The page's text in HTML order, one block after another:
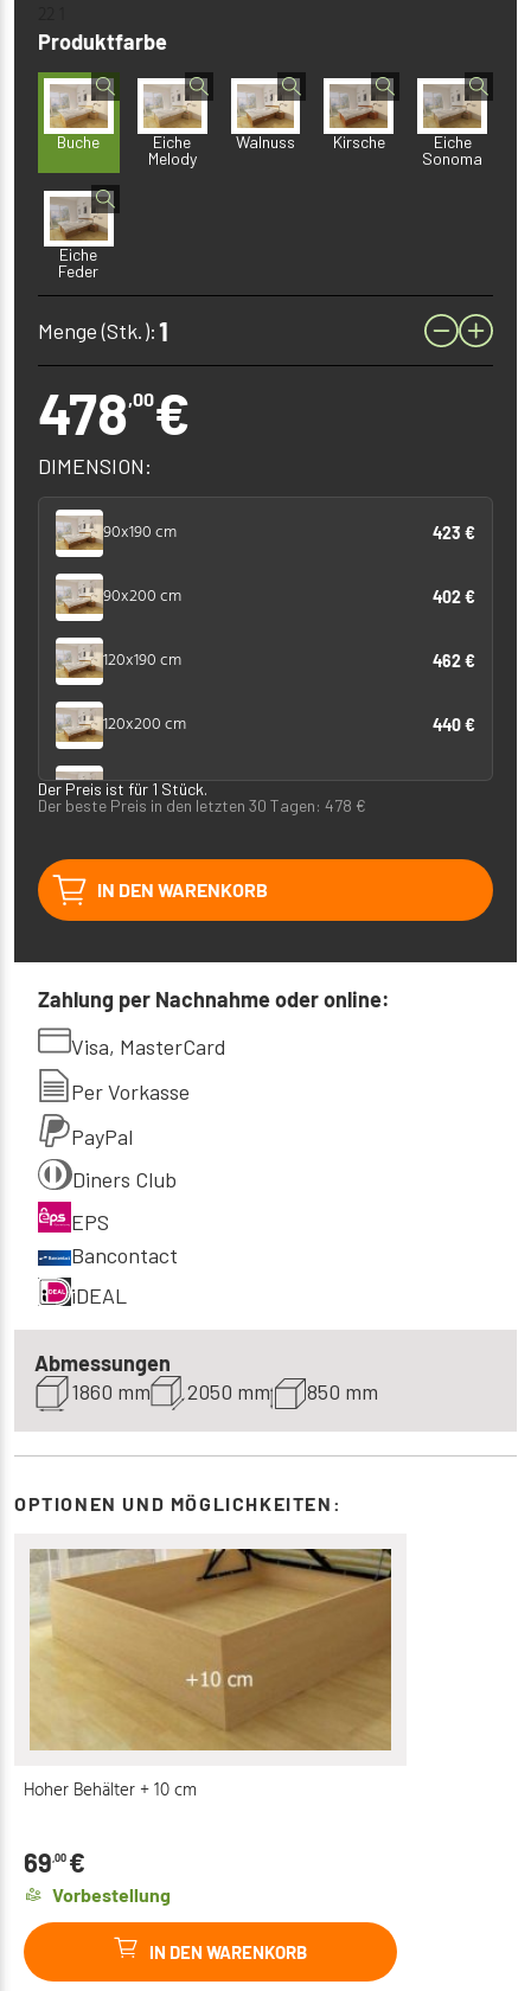
Produktfarbe
Buche
Eiche
Melody
Walnuss Kirsche
Eiche
Sonoma
Eiche
Feder
Menge (Stk.):
478,00€
DIMENSION:
90x190 cm 423 €
90x200 cm 402 €
120x190 cm 462 €
120x200 cm 440 €
140x190 cm
140x200 cm
160x190 cm 488 €
180x190 cm
180x200 cm
Der Preis ist für 1 Stück.
Der beste Preis in den letzten 30 Tagen: 478 €
IN DEN WARENKORB
Zahlung per Nachnahme oder online:
Visa, MasterCard
Per Vorkasse
PayPal
Diners Club
EPS
Bancontact
iDEAL
Abmessungen
1860 mm
2050 mm 850 mm
OPTIONEN UND MÖGLICHKEITEN:
Hoher Behälter + 10 cm
69,00 €
Vorbestellung
IN DEN WARENKORB